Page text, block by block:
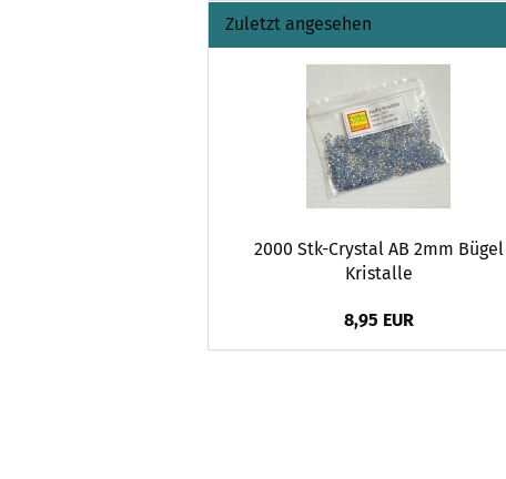
Zuletzt angesehen
2000 Stk-Crystal AB 2mm Bügel
Kristalle
8,95 EUR